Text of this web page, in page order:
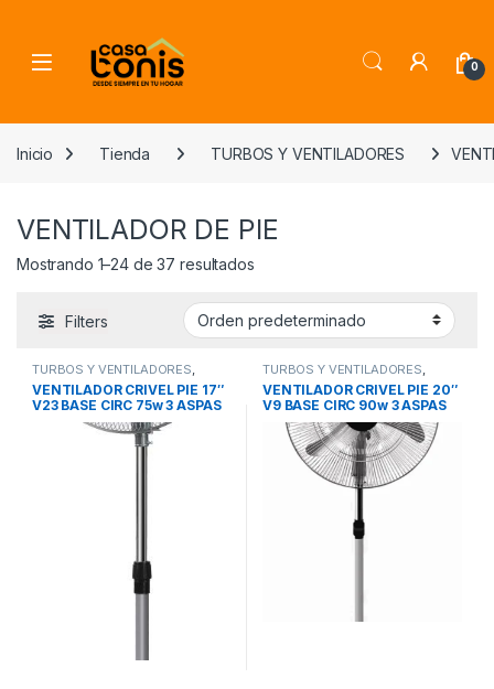
0
Inicio Tienda TURBOS Y VENTILADORES
VENTILADOR DE PIE
Mostrando 1–24 de 37 resultados
Filters
TURBOS Y VENTILADORES,
VENTILADOR DE PIE
VENTILADOR CRIVEL PIE 17″
V23 BASE CIRC 75w 3 ASPAS
MET TIPO AVION 1.70cm
TURBOS Y VENTILADORES,
VENTILADOR DE PIE
VENTILADOR CRIVEL PIE 20″
V9 BASE CIRC 90w 3 ASPAS
MET TIPO AVION 1.75cm